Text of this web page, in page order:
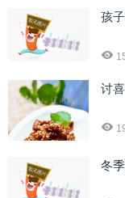
孩
讨
冬